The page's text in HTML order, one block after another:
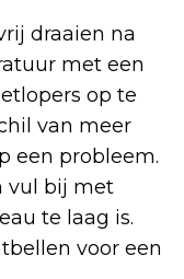
draaien na
met een
op te
van meer
een probleem.
vul bij met
te laag is.
voor een